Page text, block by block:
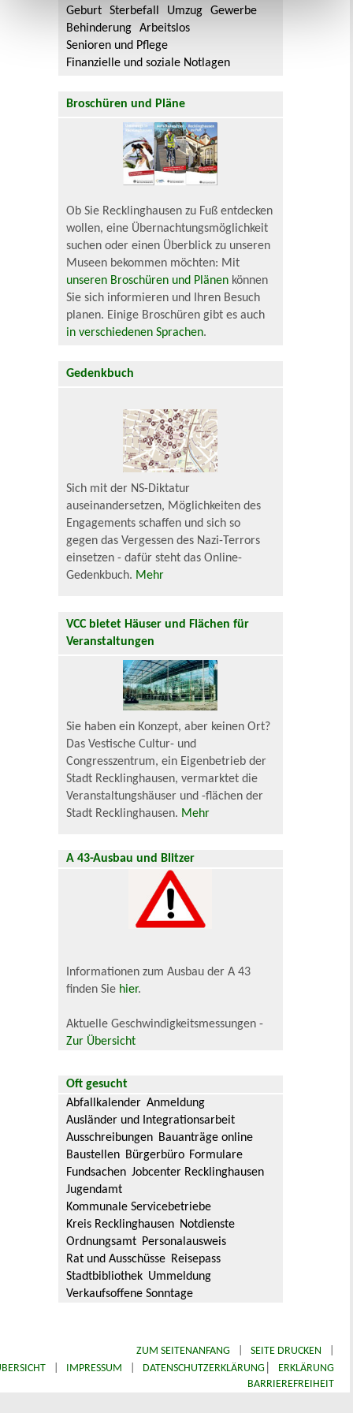
Geburt
Sterbefall Umzug
Gewerbe
Behinderung
Arbeitslos
Senioren und Pflege
Finanzielle und soziale Notlagen
Broschüren und Pläne
Ob Sie Recklinghausen zu Fuß entdecken
wollen, eine Übernachtungsmöglichkeit
suchen oder einen Überblick zu unseren
Museen bekommen möchten: Mit
unseren Broschüren und Plänen können
Sie sich informieren und Ihren Besuch
planen. Einige Broschüren gibt es auch
in verschiedenen Sprachen.
Gedenkbuch
Sich mit der NS-Diktatur
auseinandersetzen, Möglichkeiten des
Engagements schaffen und sich so
gegen das Vergessen des Nazi-Terrors
einsetzen - dafür steht das Online-
Gedenkbuch. Mehr
VCC bietet Häuser und Flächen für
Veranstaltungen
Sie haben ein Konzept, aber keinen Ort?
Das Vestische Cultur- und
Congresszentrum, ein Eigenbetrieb der
Stadt Recklinghausen, vermarktet die
Veranstaltungshäuser und -flächen der
Stadt Recklinghausen. Mehr
A 43-Ausbau und Blitzer
Informationen zum Ausbau der A 43
finden Sie hier.
Aktuelle Geschwindigkeitsmessungen -
Zur Übersicht
Oft gesucht
Abfallkalender Anmeldung
Ausländer und Integrationsarbeit
Ausschreibungen Bauanträge online
Baustellen Bürgerbüro Formulare
Fundsachen Jobcenter Recklinghausen
Jugendamt
Kommunale Servicebetriebe
Kreis Recklinghausen Notdienste
Ordnungsamt Personalausweis
Rat und Ausschüsse Reisepass
Stadtbibliothek Ummeldung
Verkaufsoffene Sonntage
ZUM SEITENANFANG SEITE DRUCKEN
IMPRESSUM DATENSCHUTZERKLÄRUNG|
ERKLÄRUNG
BARRIEREFREIHEIT